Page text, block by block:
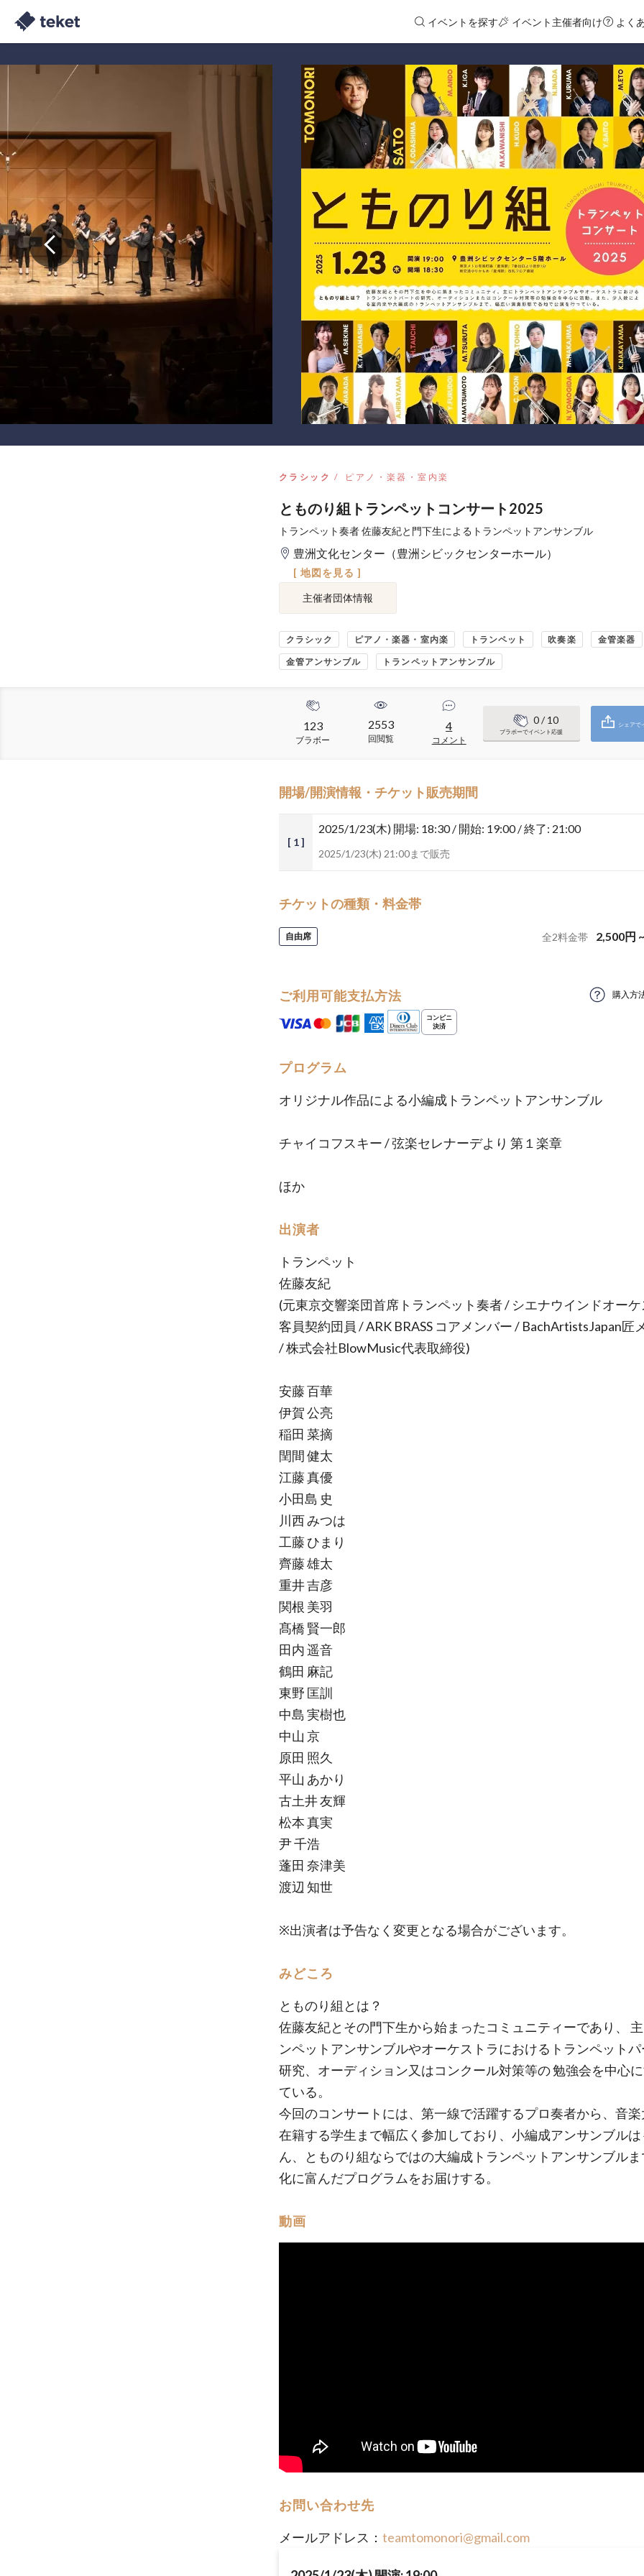
イベントを探す イベント主催者向け よく
クラシック ピアノ・楽器・室内楽
とものり組トランペットコンサート2025
トランペット奏者 佐藤友紀と門下生によるトランペットアンサンブル
豊洲文化センター（豊洲シビックセンターホール）
[ 地図を見る ]
主催者団体情報
クラシック ピアノ・楽器・室内楽 トランペット 吹奏楽 金管楽器
金管アンサンブル トランペットアンサンブル
123
ブラボー
2553
回閲覧
4
コメント
0/ 10
ブラボーでイベント応援
シェアで
開場/開演情報・チケット販売期間
[ 1 ]
2025/1/23(木) 開場: 18:30 / 開始: 19:00 / 終了: 21:00
2025/1/23(木) 21:00まで販売
チケットの種類・料金帯
自由席 全2料金帯 2,500円 ~
ご利用可能支払方法 購入方
プログラム
オリジナル作品による小編成トランペットアンサンブル
チャイコフスキー / 弦楽セレナーデより 第１楽章
ほか
出演者
トランペット
佐藤友紀
(元東京交響楽団首席トランペット奏者 / シエナウインドオーケ
客員契約団員 / ARK BRASS コアメンバー / BachArtistsJapan匠
/ 株式会社BlowMusic代表取締役)
安藤 百華
伊賀 公亮
稲田 菜摘
閏間 健太
江藤 真優
小田島 史
川西 みつは
工藤 ひまり
齊藤 雄太
重井 吉彦
関根 美羽
髙橋 賢一郎
田内 遥音
鶴田 麻記
東野 匡訓
中島 実樹也
中山 京
原田 照久
平山 あかり
古土井 友輝
松本 真実
尹 千浩
蓬田 奈津美
渡辺 知世
※出演者は予告なく変更となる場合がございます。
みどころ
とものり組とは？
佐藤友紀とその門下生から始まったコミュニティーであり、
ンペットアンサンブルやオーケストラにおけるトランペット
研究、オーディション又はコンクール対策等の 勉強会を中心
ている。
今回のコンサートには、第一線で活躍するプロ奏者から、音楽
在籍する学生まで幅広く参加しており、小編成アンサンブルは
ん、とものり組ならではの大編成トランペットアンサンブル
化に富んだプログラムをお届けする。
動画
お問い合わせ先
メールアドレス： teamtomonori@gmail.com